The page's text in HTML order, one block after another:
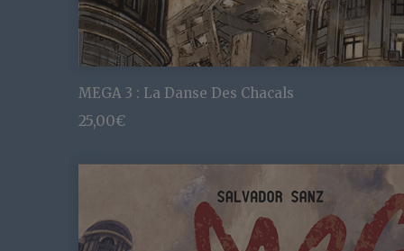
MEGA 3 : La Danse Des Chacals
25,00€